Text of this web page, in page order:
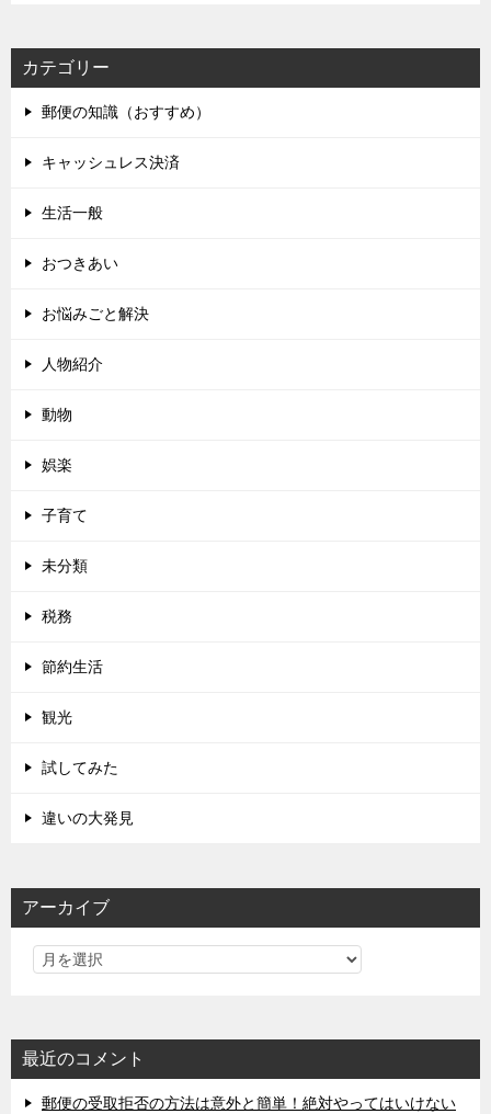
カテゴリー
郵便の知識（おすすめ）
キャッシュレス決済
生活一般
おつきあい
お悩みごと解決
人物紹介
動物
娯楽
子育て
未分類
税務
節約生活
観光
試してみた
違いの大発見
アーカイブ
最近のコメント
郵便の受取拒否の方法は意外と簡単！絶対やってはいけない